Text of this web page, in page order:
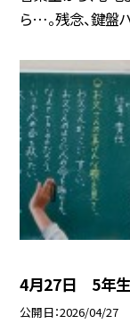
ら…。残念、鍵盤
4月27日 5年
公開日 2026/04/27